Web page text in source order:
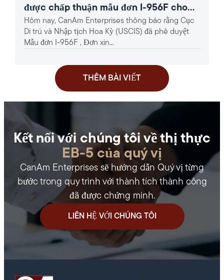
được chấp thuận mẫu đơn I-956F cho
dự án EB-5 khu vực nông thôn phủ sóng
rộng 360 độ.
Hôm nay, CanAm Enterprises thông báo rằng Cục
Di trú và Nhập tịch Hoa Kỳ (USCIS) đã phê duyệt
Mẫu đơn I-956F , Đơn xin...
THÊM BÀI VIẾT
Kết nối với chúng tôi về thị thực
EB-5 của quý vị
CanAm Enterprises sẽ hướng dẫn Quý vị từng
bước trong quy trình với thành tích thành công
đã được chứng minh.
LIÊN HỆ VỚI CHÚNG TÔI